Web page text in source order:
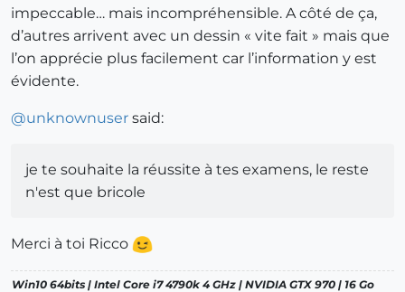
impeccable… mais incompréhensible. A côté de ça,
d’autres arrivent avec un dessin « vite fait » mais que
l’on apprécie plus facilement car l’information y est
évidente.
@unknownuser said:
je te souhaite la réussite à tes examens, le reste
n'est que bricole
Merci à toi Ricco
Win10 64bits | Intel Core i7 4790k 4 GHz | NVIDIA GTX 970 | 16 Go